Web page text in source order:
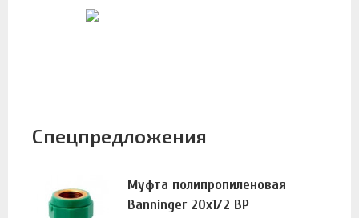
Спецпредложения
Муфта полипропиленовая
Banninger 20х1/2 ВР